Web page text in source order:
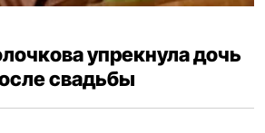
упрекнула дочь
свадьбы